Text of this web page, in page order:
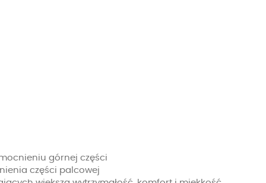
górnej części
części palcowej